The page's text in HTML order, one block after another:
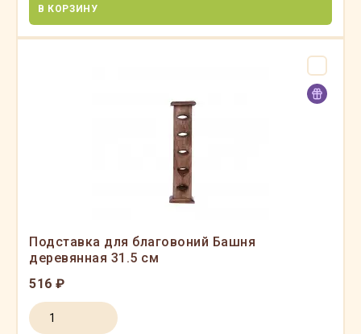
В КОРЗИНУ
Подставка для благовоний Башня
деревянная 31.5 см
516 ₽